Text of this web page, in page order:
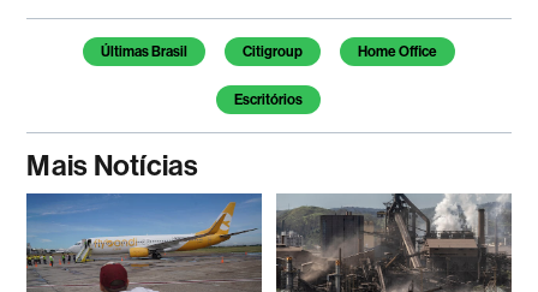
Temas deste artigo
Últimas Brasil Citigroup Home Office
Escritórios
Mais Notícias